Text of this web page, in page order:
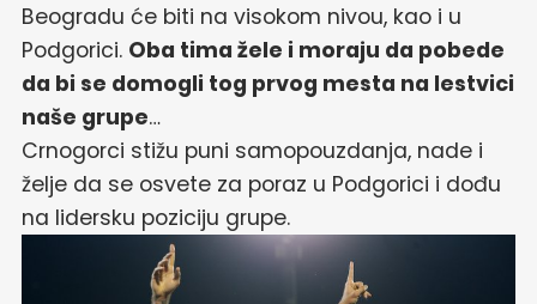
Beogradu će biti na visokom nivou, kao i u
Podgorici. Oba tima žele i moraju da pobede
da bi se domogli tog prvog mesta na lestvici
naše grupe…
Crnogorci stižu puni samopouzdanja, nade i
želje da se osvete za poraz u Podgorici i dođu
na lidersku poziciju grupe.